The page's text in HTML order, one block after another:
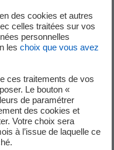
un
neuf ?
d'énergie
des cookies et autres
celles traitées sur vos
personnelles
les choix que vous avez
ces traitements de vos
Le bouton «
de paramétrer
des cookies et
Votre choix sera
à l’issue de laquelle ce